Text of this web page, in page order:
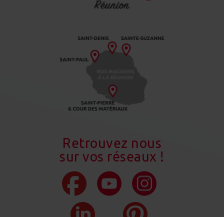
Retrouvez nous
sur vos réseaux !